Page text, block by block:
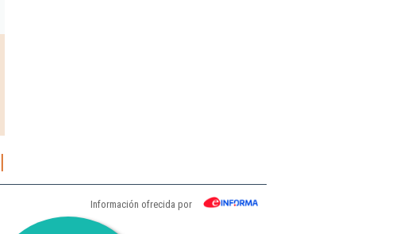
Información ofrecida por